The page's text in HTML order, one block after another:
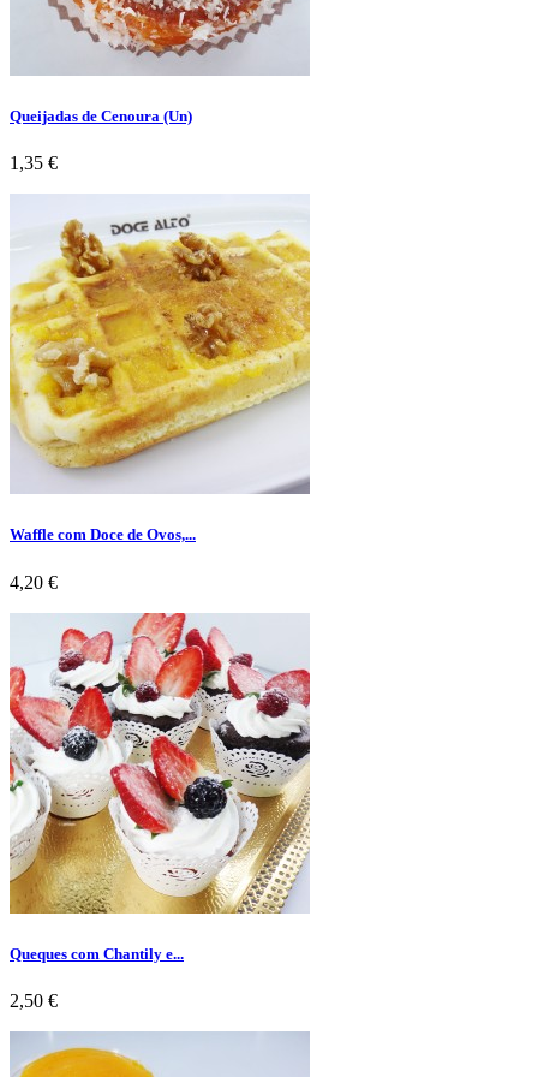
Queijadas de Cenoura (Un)
Preço
1,35 €
Waffle com Doce de Ovos,...
Preço
4,20 €
Queques com Chantily e...
Preço
2,50 €